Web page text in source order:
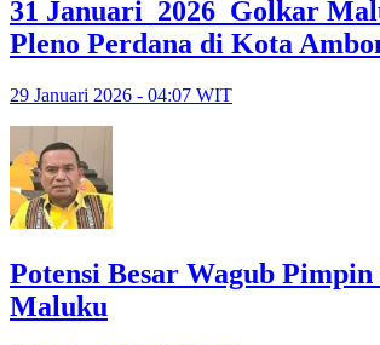
31 Januari 2026 Golkar
Pleno Perdana di Kota
29 Januari 2026 - 04:07 WIT
Potensi Besar Wagub
Maluku